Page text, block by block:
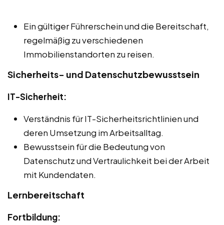
Ein gültiger Führerschein und die Bereitschaft,
regelmäßig zu verschiedenen
Immobilienstandorten zu reisen.
Sicherheits- und Datenschutzbewusstsein
IT-Sicherheit:
Verständnis für IT-Sicherheitsrichtlinien und
deren Umsetzung im Arbeitsalltag.
Bewusstsein für die Bedeutung von
Datenschutz und Vertraulichkeit bei der Arbeit
mit Kundendaten.
Lernbereitschaft
Fortbildung: